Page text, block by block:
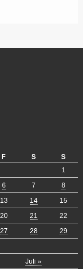
F S S
Juli »
1
6 7
8
13 14
15
20 21
22
27 28
29